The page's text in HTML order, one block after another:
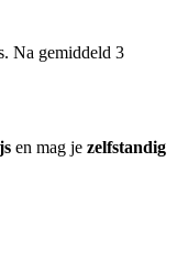
Na gemiddeld 3
en mag je zelfstandig